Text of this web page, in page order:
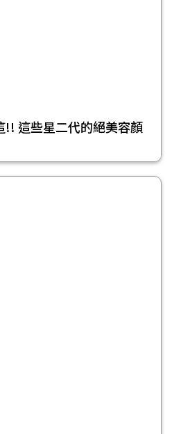
!! 這些星二代的絕美容顏